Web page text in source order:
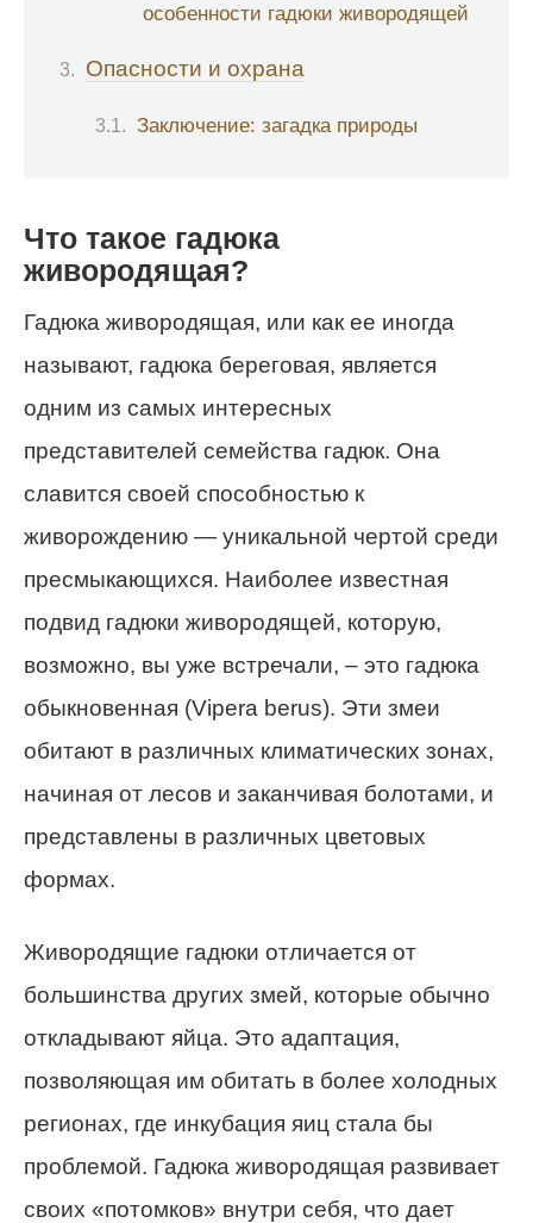
особенности гадюки живородящей
Опасности и охрана
Заключение: загадка природы
Что такое гадюка
живородящая?
Гадюка живородящая, или как ее иногда
называют, гадюка береговая, является
одним из самых интересных
представителей семейства гадюк. Она
славится своей способностью к
живорождению — уникальной чертой среди
пресмыкающихся. Наиболее известная
подвид гадюки живородящей, которую,
возможно, вы уже встречали, – это гадюка
обыкновенная (Vipera berus). Эти змеи
обитают в различных климатических зонах,
начиная от лесов и заканчивая болотами, и
представлены в различных цветовых
формах.
Живородящие гадюки отличается от
большинства других змей, которые обычно
откладывают яйца. Это адаптация,
позволяющая им обитать в более холодных
регионах, где инкубация яиц стала бы
проблемой. Гадюка живородящая развивает
своих «потомков» внутри себя, что дает